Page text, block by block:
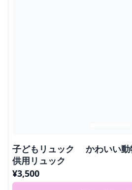
子どもリュック かわいい動
供用リュック
¥3,500